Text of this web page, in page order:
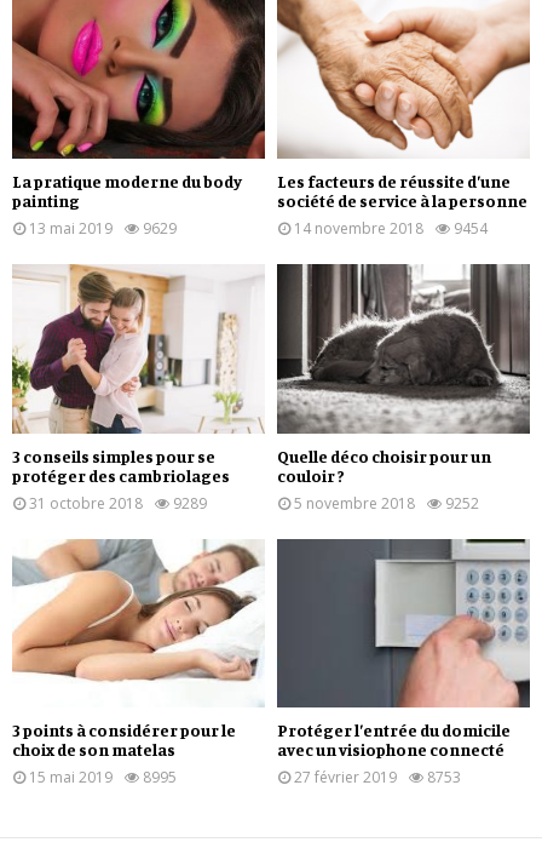
La pratique moderne du body
painting
13 mai 2019
9629
Les facteurs de réussite d’une
société de service à la personne
14 novembre 2018
9454
3 conseils simples pour se
protéger des cambriolages
31 octobre 2018
9289
Quelle déco choisir pour un
couloir ?
5 novembre 2018
9252
3 points à considérer pour le
choix de son matelas
15 mai 2019
8995
Protéger l’entrée du domicile
avec un visiophone connecté
27 février 2019
8753